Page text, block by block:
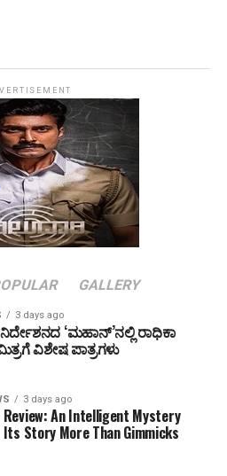
GALLERY
3 days ago
‘ಮಹಾನ್’ನಲ್ಲಿ ರಾಧಿಕಾ
ವಿಶೇಷ ಪಾತ್ರಗಳು
3 days ago
Review: An Intelligent Mystery
Story More Than Gimmicks